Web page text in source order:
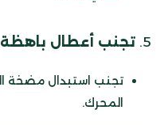
5. تجنب أعطال باهظة
المحرك.